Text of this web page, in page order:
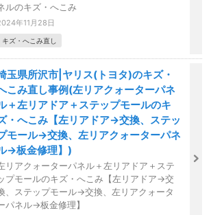
ルのキズ・へこみ
年11月28日
キズ・へこみ直し
玉県所沢市|ヤリス(トヨタ)のキズ・
こみ直し事例(左リアクォーターパネ
＋左リアドア＋ステップモールのキ
・へこみ【左リアドア→交換、ステッ
モール→交換、左リアクォーターパネ
→板金修理】)
リアクォーターパネル＋左リアドア＋ステ
プモールのキズ・へこみ【左リアドア→交
、ステップモール→交換、左リアクォータ
パネル→板金修理】